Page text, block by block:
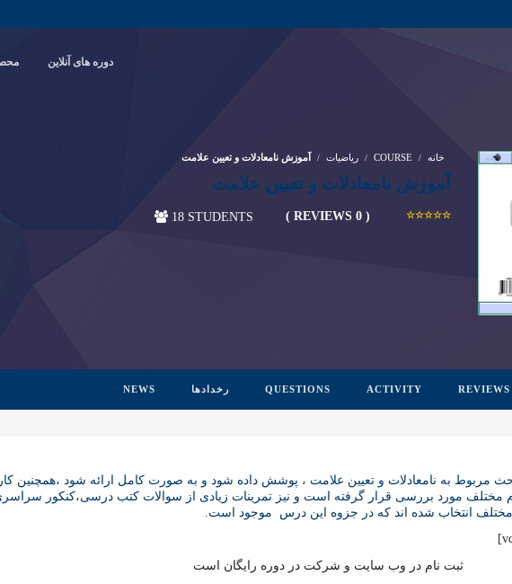
دوره های آنلاین
خانه COURSE ریاضیات آموزش نامعادلات و تعیین علامت
آموزش نامعادلات و تعیین علامت
( 0 REVIEWS )
18 STUDENTS
REVIEWS
ACTIVITY
QUESTIONS رخدادها NEWS
مربوط به نامعادلات و تعیین علامت ، پوشش داده شود و به صورت کامل ارائه شود ،همچنین
مختلف مورد بررسی قرار گرفته است و نیز تمرینات زیادی از سوالات کتب درسی،کنکور
انتخاب شده اند که در جزوه این درس موجود است.
ثبت نام در وب سایت و شرکت در دوره رایگان است